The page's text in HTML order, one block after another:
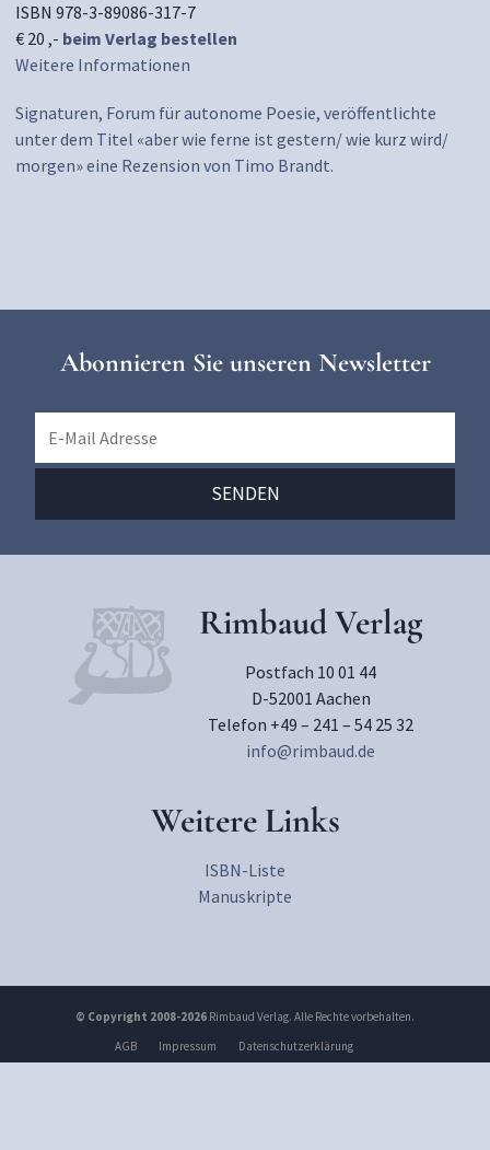
ISBN 978-3-89086-317-7
€ 20 ,- beim Verlag bestellen
Weitere Informationen
Signaturen, Forum für autonome Poesie, veröffentlichte
unter dem Titel «aber wie ferne ist gestern/ wie kurz wird/
morgen» eine Rezension von Timo Brandt.
Abonnieren Sie unseren Newsletter
Rimbaud Verlag
Postfach 10 01 44
D-52001 Aachen
Telefon +49 – 241 – 54 25 32
info@rimbaud.de
Weitere Links
ISBN-Liste
Manuskripte
© Copyright 2008-2026 Rimbaud Verlag. Alle Rechte vorbehalten.
AGB
Impressum Datenschutzerklärung